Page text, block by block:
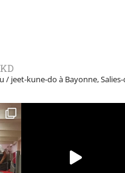
/ jeet-kune-do à Bayonne,